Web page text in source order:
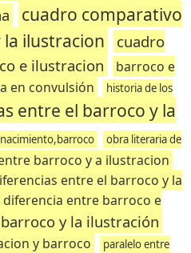
cuadro comparativo
ilustracion
cuadro
e ilustracion
barroco e
en convulsión
historia de los
entre el barroco y la
obra literaria de
barroco y a ilustracion
entre el barroco y la
entre barroco e
y la ilustración
y barroco
paralelo entre